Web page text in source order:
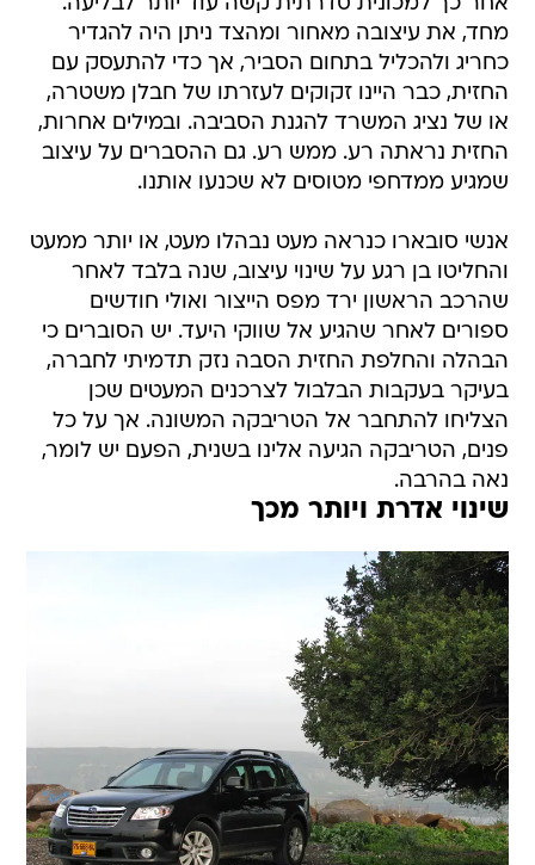
מחד, את עיצובה מאחור ומהצד ניתן היה להגדיר
כחריג ולהכליל בתחום הסביר, אך כדי להתעסק עם
החזית, כבר היינו זקוקים לעזרתו של חבלן משטרה,
או של נציג המשרד להגנת הסביבה. ובמילים אחרות,
החזית נראתה רע. ממש רע. גם ההסברים על עיצוב
שמגיע ממדחפי מטוסים לא שכנעו אותנו.
אנשי סובארו כנראה מעט נבהלו מעט, או יותר ממעט
והחליטו בן רגע על שינוי עיצוב, שנה בלבד לאחר
שהרכב הראשון ירד מפס הייצור ואולי חודשים
ספורים לאחר שהגיע אל שווקי היעד. יש הסוברים כי
הבהלה והחלפת החזית הסבה נזק תדמיתי לחברה,
בעיקר בעקבות הבלבול לצרכנים המעטים שכן
הצליחו להתחבר אל הטריבקה המשונה. אך על כל
פנים, הטריבקה הגיעה אלינו בשנית, הפעם יש לומר,
נאה בהרבה.
שינוי אדרת ויותר מכך